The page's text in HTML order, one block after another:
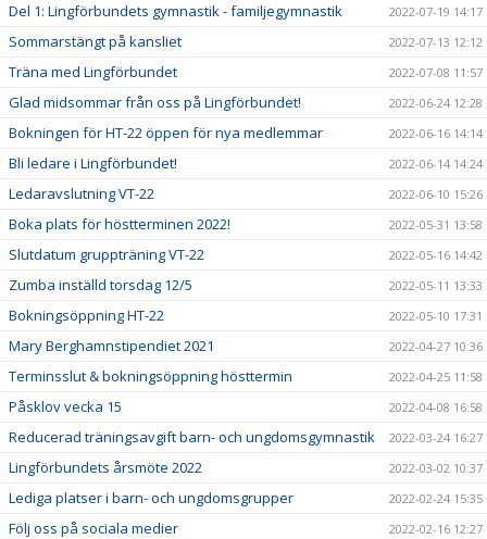
Del 1: Lingförbundets gymnastik - familjegymnastik 2022-07-19 14:17
Sommarstängt på kansliet 2022-07-13 12:12
Träna med Lingförbundet 2022-07-08 11:57
Glad midsommar från oss på Lingförbundet! 2022-06-24 12:28
Bokningen för HT-22 öppen för nya medlemmar 2022-06-16 14:14
Bli ledare i Lingförbundet! 2022-06-14 14:24
Ledaravslutning VT-22 2022-06-10 15:26
Boka plats för höstterminen 2022! 2022-05-31 13:58
Slutdatum gruppträning VT-22 2022-05-16 14:42
Zumba inställd torsdag 12/5 2022-05-11 13:33
Bokningsöppning HT-22 2022-05-10 17:31
Mary Berghamnstipendiet 2021 2022-04-27 10:36
Terminsslut & bokningsöppning hösttermin 2022-04-25 11:58
Påsklov vecka 15 2022-04-08 16:58
Reducerad träningsavgift barn- och ungdomsgymnastik 2022-03-24 16:27
Lingförbundets årsmöte 2022 2022-03-02 10:37
Lediga platser i barn- och ungdomsgrupper 2022-02-24 15:35
Följ oss på sociala medier 2022-02-16 12:27